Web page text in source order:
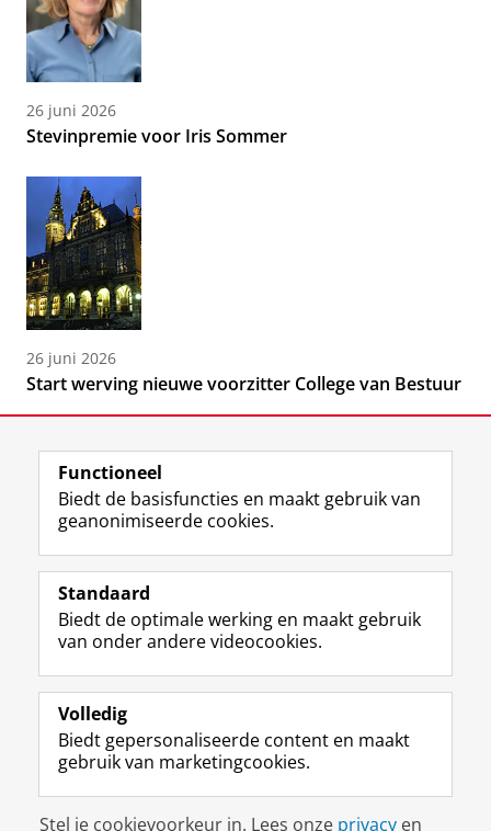
26 juni 2026
Stevinpremie voor Iris Sommer
26 juni 2026
Start werving nieuwe voorzitter College van Bestuur
Volg de RUG
F
a
e
b
o
p
a
g
i
n
L
i
k
e
I
-
p
a
g
i
R
S
-
f
e
R
i
k
s
I
n
t
r
m
-
c
c
Y
o
T
e
k
a
a
a
Studiekiezers
Alumni
Over ons
Disclaimer & Copyright
Functioneel
Biedt de basisfuncties en maakt gebruik van
geanonimiseerde cookies.
Standaard
Biedt de optimale werking en maakt gebruik
van onder andere videocookies.
Volledig
Biedt gepersonaliseerde content en maakt
gebruik van marketingcookies.
Stel je cookievoorkeur in. Lees onze privacy en